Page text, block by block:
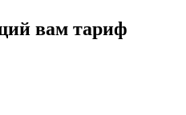
вам тариф